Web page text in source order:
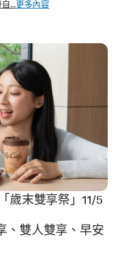
...更多內容
歲末雙享祭」11/5
、雙人雙享、早安